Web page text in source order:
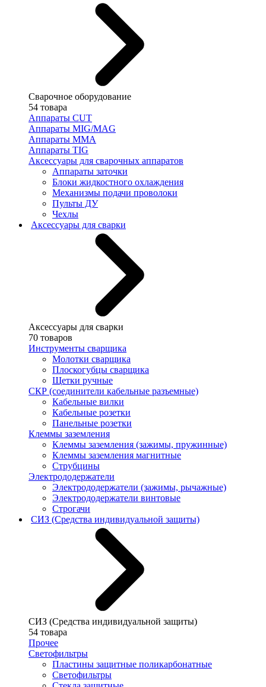
Сварочное оборудование
54 товара
Аппараты CUT
Аппараты MIG/MAG
Аппараты MMA
Аппараты TIG
Аксессуары для сварочных аппаратов
Аппараты заточки
Блоки жидкостного охлаждения
Механизмы подачи проволоки
Пульты ДУ
Чехлы
Аксессуары для сварки
Аксессуары для сварки
70 товаров
Инструменты сварщика
Молотки сварщика
Плоскогубцы сварщика
Щетки ручные
СКР (соединители кабельные разъемные)
Кабельные вилки
Кабельные розетки
Панельные розетки
Клеммы заземления
Клеммы заземления (зажимы, пружинные)
Клеммы заземления магнитные
Струбцины
Электрододержатели
Электрододержатели (зажимы, рычажные)
Электрододержатели винтовые
Строгачи
СИЗ (Средства индивидуальной защиты)
СИЗ (Средства индивидуальной защиты)
54 товара
Прочее
Светофильтры
Пластины защитные поликарбонатные
Светофильтры